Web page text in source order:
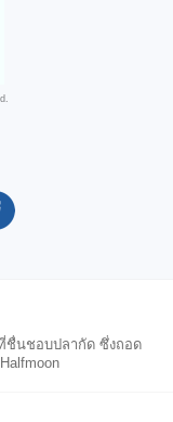
ชื่นชอบปลากัด ซึ่งถอด